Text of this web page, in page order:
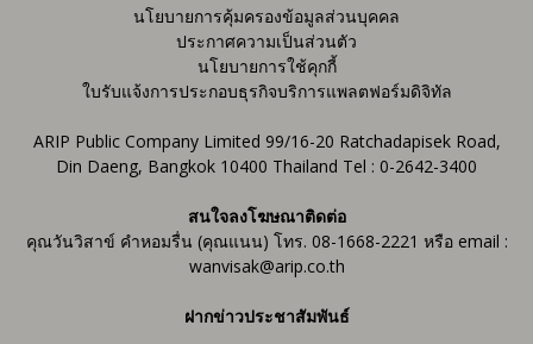
นโยบายการคุ้มครองข้อมูลส่วนบุคคล
ประกาศความเป็นส่วนตัว
นโยบายการใช้คุกกี้
ใบรับแจ้งการประกอบธุรกิจบริการแพลตฟอร์มดิจิทัล
ARIP Public Company Limited 99/16-20 Ratchadapisek Road,
Din Daeng, Bangkok 10400 Thailand Tel : 0-2642-3400
สนใจลงโฆษณาติดต่อ
คุณวันวิสาข์ คำหอมรื่น (คุณแนน) โทร. 08-1668-2221 หรือ email :
wanvisak@arip.co.th
ฝากข่าวประชาสัมพันธ์